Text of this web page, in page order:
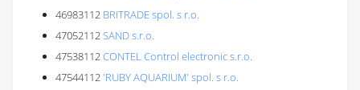
46983112 BRITRADE spol. s r.o.
47052112SAND s.r.o.
47538112CONTEL Control electronic s.r.o.
47544112'RUBY AQUARIUM' spol. s r.o.